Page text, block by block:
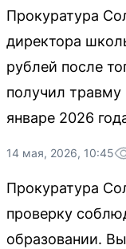
Прокуратура
директора
рублей после
получил травму
январе 2026
14 мая, 2026, 10:45
Прокуратура
проверку
образовании.